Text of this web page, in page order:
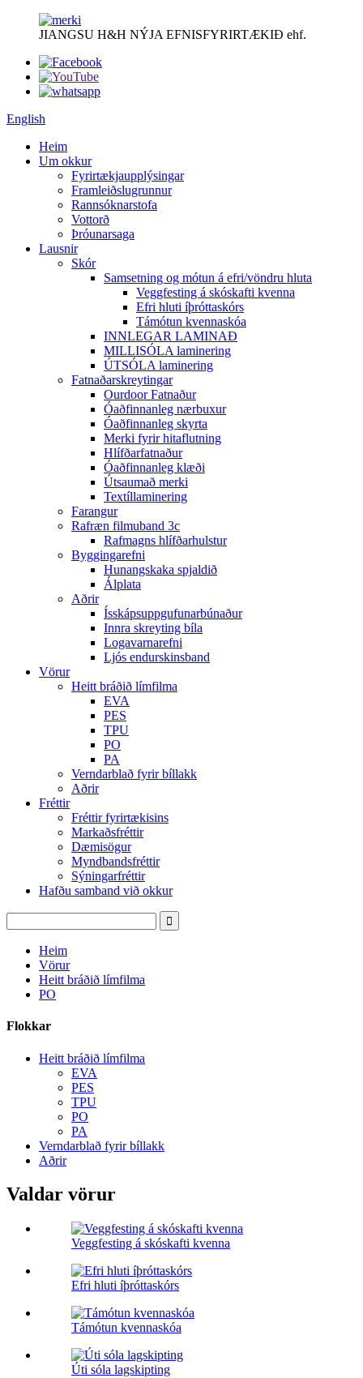
JIANGSU H&H NÝJA EFNISFYRIRTÆKIÐ ehf.
English
Heim
Um okkur
Fyrirtækjaupplýsingar
Framleiðslugrunnur
Rannsóknarstofa
Vottorð
Þróunarsaga
Lausnir
Skór
Samsetning og mótun á efri/vöndru hluta
Veggfesting á skóskafti kvenna
Efri hluti íþróttaskórs
Támótun kvennaskóa
INNLEGAR LAMINAÐ
MILLISÓLA laminering
ÚTSÓLA laminering
Fatnaðarskreytingar
Ourdoor Fatnaður
Óaðfinnanleg nærbuxur
Óaðfinnanleg skyrta
Merki fyrir hitaflutning
Hlífðarfatnaður
Óaðfinnanleg klæði
Útsaumað merki
Textíllaminering
Farangur
Rafræn filmuband 3c
Rafmagns hlífðarhulstur
Byggingarefni
Hunangskaka spjaldið
Álplata
Aðrir
Ísskápsuppgufunarbúnaður
Innra skreyting bíla
Logavarnarefni
Ljós endurskinsband
Vörur
Heitt bráðið límfilma
EVA
PES
TPU
PO
PA
Verndarblað fyrir bíllakk
Aðrir
Fréttir
Fréttir fyrirtækisins
Markaðsfréttir
Dæmisögur
Myndbandsfréttir
Sýningarfréttir
Hafðu samband við okkur
Heim
Vörur
Heitt bráðið límfilma
PO
Flokkar
Heitt bráðið límfilma
EVA
PES
TPU
PO
PA
Verndarblað fyrir bíllakk
Aðrir
Valdar vörur
Veggfesting á skóskafti kvenna
Efri hluti íþróttaskórs
Támótun kvennaskóa
Úti sóla lagskipting